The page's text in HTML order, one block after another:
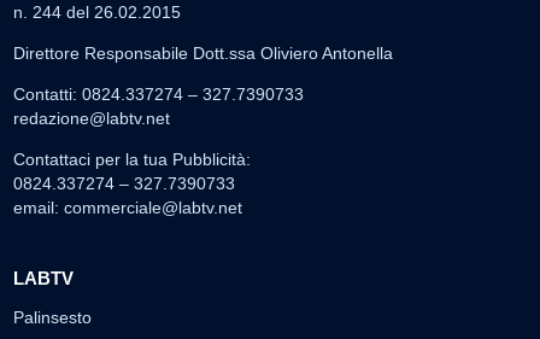
n. 244 del 26.02.2015
Direttore Responsabile Dott.ssa Oliviero Antonella
Contatti: 0824.337274 – 327.7390733
redazione@labtv.net
Contattaci per la tua Pubblicità:
0824.337274 – 327.7390733
email: commerciale@labtv.net
LABTV
Palinsesto